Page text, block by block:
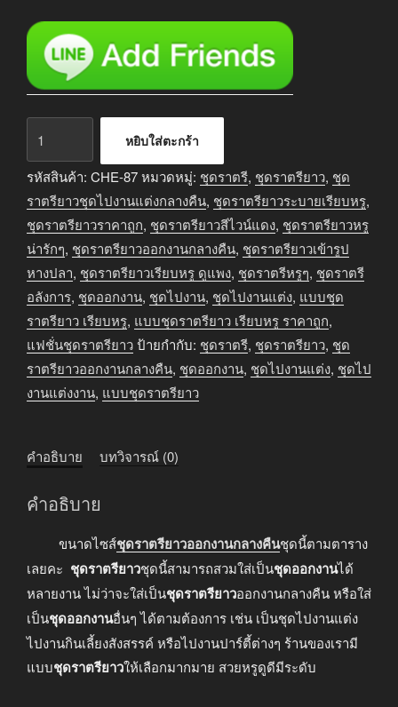
ชุด
ราตรี
ยาว
ออกงาน
กลาง
คืน
สี
ไวน์
แดง
ชิ้น
หยิบใส่ตะกร้า
รหัสสินค้า: CHE-87หมวดหมู่: ชุดราตรี, ชุดราตรียาว, ชุด
ราตรียาวชุดไปงานแต่งกลางคืน, ชุดราตรียาวระบายเรียบหรู,
ชุดราตรียาวราคาถูก, ชุดราตรียาวสีไวน์แดง, ชุดราตรียาวหรู
น่ารักๆ, ชุดราตรียาวออกงานกลางคืน, ชุดราตรียาวเข้ารูป
หางปลา, ชุดราตรียาวเรียบหรู ดูแพง, ชุดราตรีหรูๆ, ชุดราตรี
อลังการ, ชุดออกงาน, ชุดไปงาน, ชุดไปงานแต่ง, แบบชุด
ราตรียาว เรียบหรู, แบบชุดราตรียาว เรียบหรู ราคาถูก,
แฟชั่นชุดราตรียาวป้ายกำกับ: ชุดราตรี, ชุดราตรียาว, ชุด
ราตรียาวออกงานกลางคืน, ชุดออกงาน, ชุดไปงานแต่ง, ชุดไป
งานแต่งงาน, แบบชุดราตรียาว
คำอธิบาย บทวิจารณ์ (0)
คำอธิบาย
ขนาดไซส์ชุดราตรียาวออกงานกลางคืนชุดนี้ตามตาราง
เลยคะ ชุดราตรียาวชุดนี้สามารถสวมใส่เป็นชุดออกงานได้
หลายงาน ไม่ว่าจะใส่เป็นชุดราตรียาวออกงานกลางคืน หรือใส่
เป็นชุดออกงานอื่นๆ ได้ตามต้องการ เช่น เป็นชุดไปงานแต่ง
ไปงานกินเลี้ยงสังสรรค์ หรือไปงานปาร์ตี้ต่างๆ ร้านของเรามี
แบบชุดราตรียาวให้เลือกมากมาย สวยหรูดูดีมีระดับ